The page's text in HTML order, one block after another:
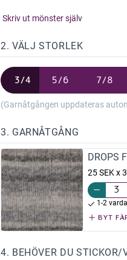
Skriv ut mönster själv
2. VÄLJ STORLEK
3/4 5/6 7/8
(Garnåtgången uppdateras
3. GARNÅTGÅNG
DROPS
25 SEK x 3
1-2
BYT
4. BEHÖVER DU